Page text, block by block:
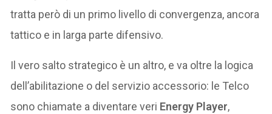
tratta però di un primo livello di convergenza, ancora
tattico e in larga parte difensivo.
Il vero salto strategico è un altro, e va oltre la logica
dell’abilitazione o del servizio accessorio: le Telco
sono chiamate a diventare veri Energy Player,